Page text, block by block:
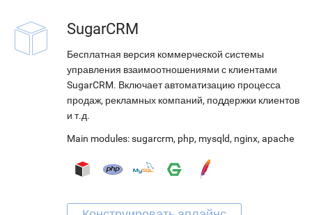
SugarCRM
Бесплатная версия коммерческой системы
управления взаимоотношениями с клиентами
SugarCRM. Включает автоматизацию процесса
продаж, рекламных компаний, поддержки клиентов
и т.д.
Main modules:sugarcrm, php, mysqld, nginx, apache